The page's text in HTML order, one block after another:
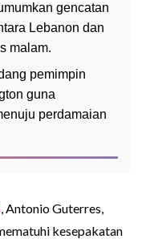
gencatan
Lebanon dan
malam.
pemimpin
guna
perdamaian
, Antonio Guterres,
kesepakatan